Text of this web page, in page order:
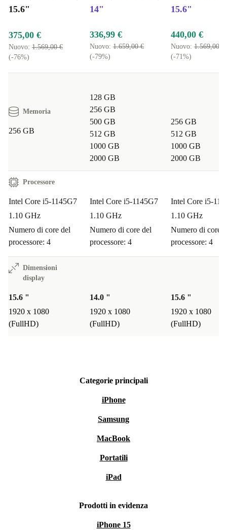
Domande frequenti
Posso usare il Latitude 5520 per lavorare da remoto?
Sì, grazie alle prestazioni del processore i5 e alla vasta
connettività, puoi gestire videoconferenze, documenti e
multitasking in modo fluido.
È adatto per l’università?Assolutamente. Il display
Full HD, la batteria di lunga durata e la portabilità lo
rendono perfetto per lezioni, appunti e progetti.
Il portatile supporta più monitor?
Con le porte
Thunderbolt 4 e HDMI 2.0 puoi collegare facilmente
monitor esterni per una postazione di lavoro più ampia.
Garanzia e resi
Acquistando questo portatile ricondizionato su refurbed
soddisfatto, puoi restituire il prodotto entro
ottenere il rimborso completo.
Con Latitude 5520 ricondizionato scegli affidabilità,
risparmio e una scelta più sostenibile per il futuro. 🌱
15.6"
14"
15.6"
375,00 €
Nuovo: 1.569,00 €
(-76%)
336,99 €
Nuovo: 1.659,00 €
(-79%)
440,00 €
Nuovo: 1.569,00 €
(-71%)
Memoria
256 GB
128 GB
256 GB
500 GB
512 GB
1000 GB
2000 GB
256 GB
512 GB
1000 GB
2000 GB
Processore
Intel Core i5-1145G7
1.10 GHz
Numero di core del
processore: 4
Intel Core i5-1145G7
1.10 GHz
Numero di core del
processore: 4
Intel Core i5-
1.10 GHz
Numero di core
processore: 4
Dimensioni
display
15.6 "
1920 x 1080
(FullHD)
14.0 "
1920 x 1080
(FullHD)
15.6 "
1920 x 1080
(FullHD)
Categorie principali
iPhone
Samsung
MacBook
Portatili
iPad
Prodotti in evidenza
iPhone 15